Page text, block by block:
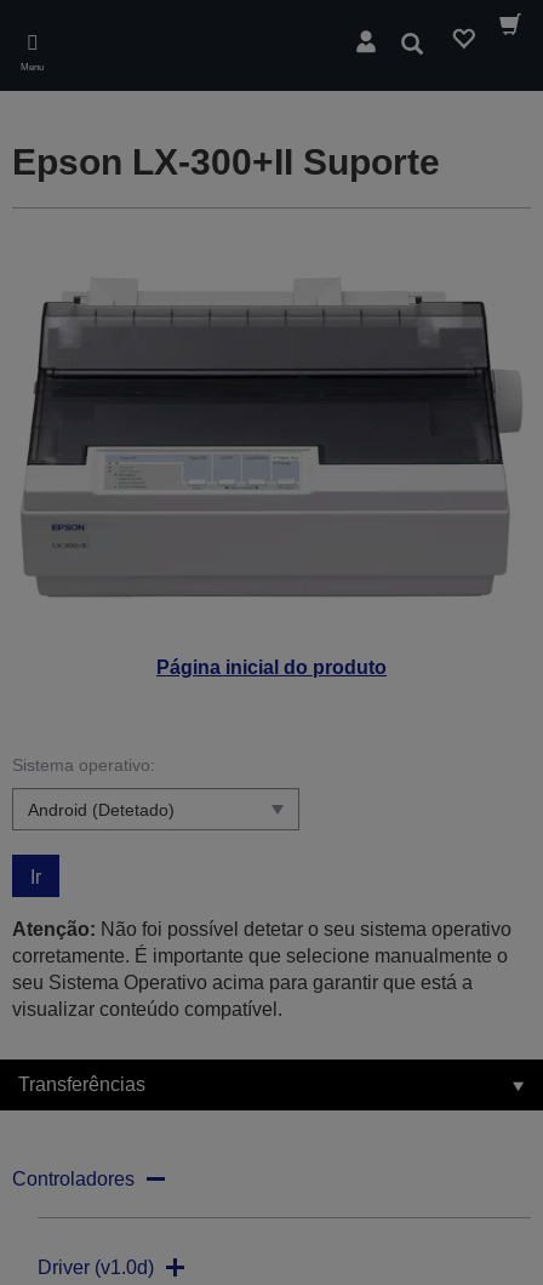
main
content
Menu
Pesquisar
Página inicial do produto
Epson LX-300+II Suporte
Sistema operativo:
Ir
Atenção: Não foi possível detetar o seu sistema operativo
corretamente. É importante que selecione manualmente o
seu Sistema Operativo acima para garantir que está a
visualizar conteúdo compatível.
Transferências
Controladores
Driver (v1.0d)